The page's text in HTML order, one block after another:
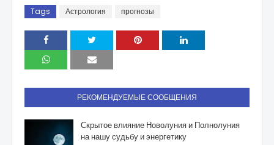
Tags Астрология прогнозы
РЕКОМЕНДУЕМЫЕ СООБЩЕНИЯ
Скрытое влияние Новолуния и Полнолуния
на нашу судьбу и энергетику